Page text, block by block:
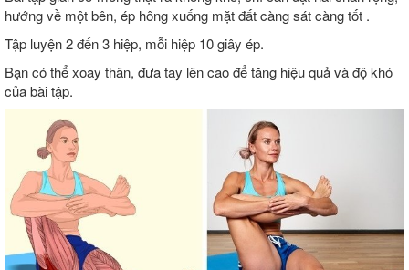
hướng về một bên, ép hông xuống mặt đất càng sát càng tốt .
Tập luyện 2 đến 3 hiệp, mỗi hiệp 10 giây ép.
Bạn có thể xoay thân, đưa tay lên cao để tăng hiệu quả và độ khó
của bài tập.